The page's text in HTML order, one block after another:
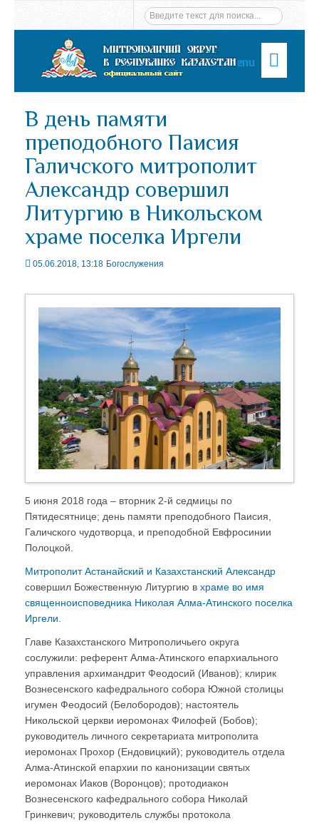
Menu
В день памяти
преподобного Паисия
Галичского митрополит
Александр совершил
Литургию в Никольском
храме поселка Иргели
05.06.2018, 13:18 Богослужения
5 июня 2018 года – вторник 2-й седмицы по
Пятидесятнице; день памяти преподобного Паисия,
Галичского чудотворца, и преподобной Евфросинии
Полоцкой.
Митрополит Астанайский и Казахстанский Александр
совершил Божественную Литургию в храме во имя
священноисповедника Николая Алма-Атинского поселка
Иргели
Главе Казахстанского Митрополичьего округа
сослужили: референт Алма-Атинского епархиального
управления архимандрит Феодосий (Иванов); клирик
Вознесенского кафедрального собора Южной столицы
игумен Феодосий (Белобородов); настоятель
Никольской церкви иеромонах Филофей (Бобов);
руководитель личного секретариата митрополита
иеромонах Прохор (Ендовицкий); руководитель отдела
Алма-Атинской епархии по канонизации святых
иеромонах Иаков (Воронцов); протодиакон
Вознесенского кафедрального собора Николай
Гринкевич; руководитель службы протокола